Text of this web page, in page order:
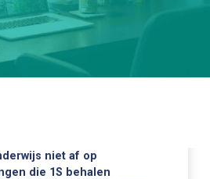
niet af op
die 1S behalen